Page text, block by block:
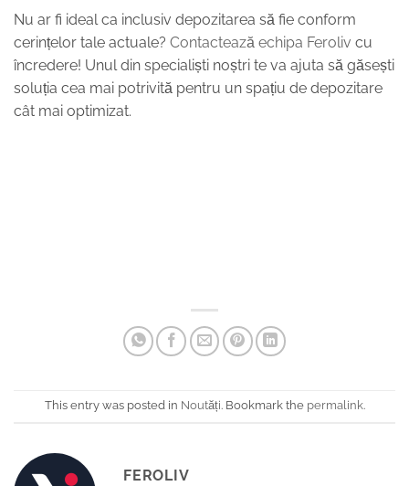
Nu ar fi ideal ca inclusiv depozitarea să fie conform
cerințelor tale actuale? Contactează echipa Feroliv cu
încredere! Unul din specialiști noștri te va ajuta să găsești
soluția cea mai potrivită pentru un spațiu de depozitare
cât mai optimizat.
This entry was posted in Noutăți. Bookmark the permalink.
FEROLIV